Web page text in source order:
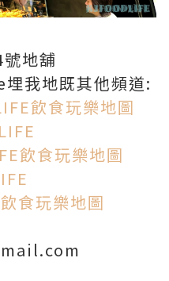
地舖
我地既其他頻道:
飲食玩樂地圖
飲食玩樂地圖
食玩樂地圖